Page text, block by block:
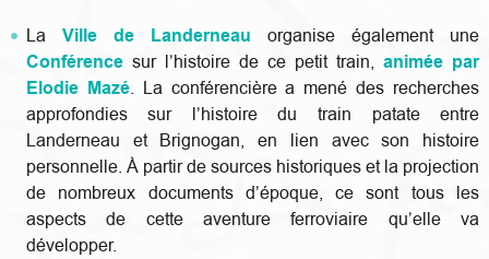
La Ville de Landerneau organise également une
Conférencesur l’histoire de ce petit train,animée par
Elodie Mazé. La conférencière a mené des recherches
approfondies sur l’histoire du train patate entre
Landerneau et Brignogan, en lien avec son histoire
personnelle. À partir de sources historiques et la projection
de nombreux documents d’époque, ce sont tous les
aspects de cette aventure ferroviaire qu’elle va
développer.